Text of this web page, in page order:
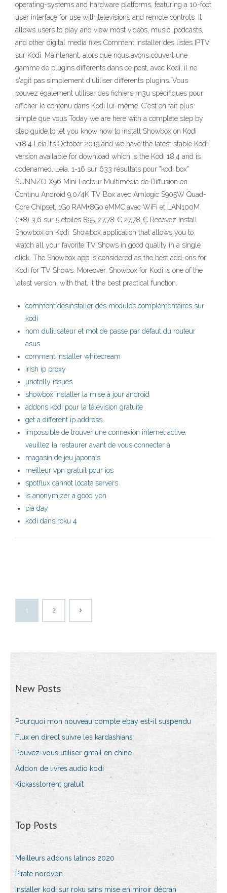
operating-systems and hardware platforms, featuring a 10-foot
user interface for use with televisions and remote controls. It
allows users to play and view most videos, music, podcasts,
and other digital media files Comment installer des listes IPTV
sur Kodi. Maintenant, alors que nous avons couvert une
gamme de plugins différents dans ce post, avec Kodi, il ne
s'agit pas simplement d'utiliser différents plugins. Vous
pouvez également utiliser des fichiers m3u spécifiques pour
afficher le contenu dans Kodi lui-même. C'est en fait plus
simple que vous Today we are here with a complete step by
step guide to let you know how to install Showbox on Kodi
v18.4 Leia.It’s October 2019 and we have the latest stable Kodi
version available for download which is the Kodi 18.4 and is
codenamed, Leia. 1-16 sur 633 résultats pour "kodi box"
SUNNZO X96 Mini Lecteur Multimédia de Diffusion en
Continu Android 9.0/4K TV Box avec Amlogic S905W Quad-
Core Chipset, 1Go RAM+8Go eMMC,avec WiFi et LAN100M
(1+8) 3,6 sur 5 étoiles 895. 27,78 € 27,78 € Recevez Install
Showbox on Kodi: Showbox application that allows you to
watch all your favorite TV Shows in good quality in a single
click. The Showbox app is considered as the best add-ons for
Kodi for TV Shows. Moreover, Showbox for Kodi is one of the
latest version, with that, it the best practical function.
comment désinstaller des modules complémentaires sur
kodi
nom dutilisateur et mot de passe par défaut du routeur
asus
comment installer whitecream
irish ip proxy
unotelly issues
showbox installer la mise à jour android
addons kodi pour la télévision gratuite
get a different ip address
impossible de trouver une connexion internet active,
veuillez la restaurer avant de vous connecter à
magasin de jeu japonais
meilleur vpn gratuit pour ios
spotflux cannot locate servers
is anonymizer a good vpn
pia day
kodi dans roku 4
1 2
New Posts
Pourquoi mon nouveau compte ebay est-il suspendu
Flux en direct suivre les kardashians
Pouvez-vous utiliser gmail en chine
Addon de livres audio kodi
Kickasstorrent gratuit
Top Posts
Meilleurs addons latinos 2020
Pirate nordvpn
Installer kodi sur roku sans mise en miroir décran